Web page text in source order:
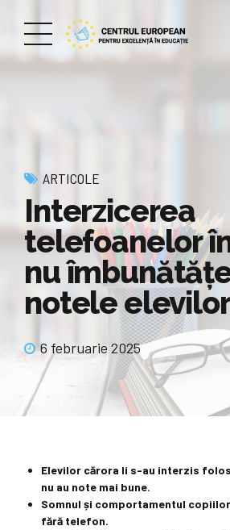
ARTICOLE
Interzicerea
telefoanelor
nu
notele elevilor
6 februarie 2025
Elevilor cărora li s-au interzis
nu au note mai bune.
Somnul și comportamentul
fără telefon.